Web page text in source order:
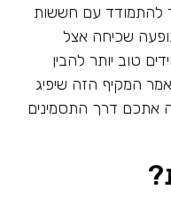
להתמודד עם חששות
שכיחה אצל
טוב יותר להבין
המקיף הזה שיפיג
אתכם דרך התסמינים